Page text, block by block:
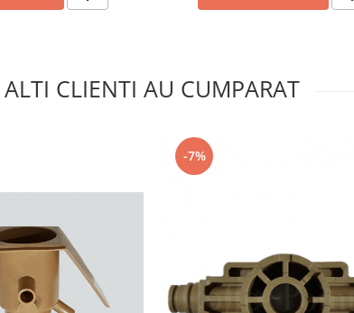
ALTI CLIENTI AU CUMPARAT
-7%